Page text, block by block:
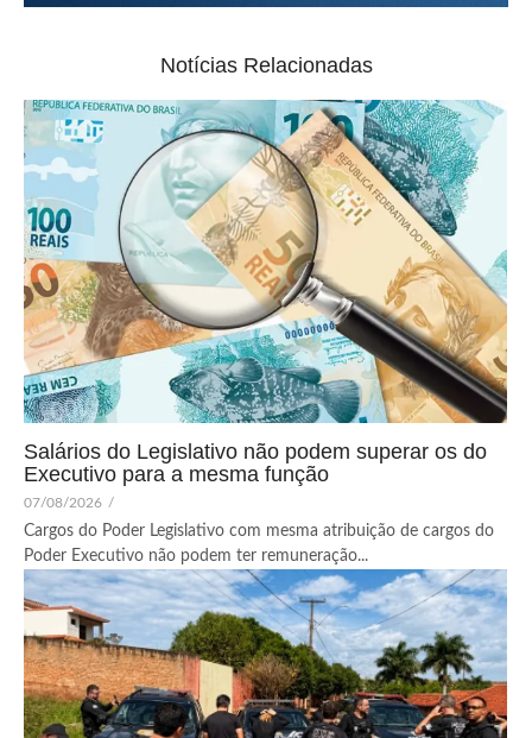
Notícias Relacionadas
Salários do Legislativo não podem superar os do
Executivo para a mesma função
07/08/2026 /
Cargos do Poder Legislativo com mesma atribuição de cargos do
Poder Executivo não podem ter remuneração...